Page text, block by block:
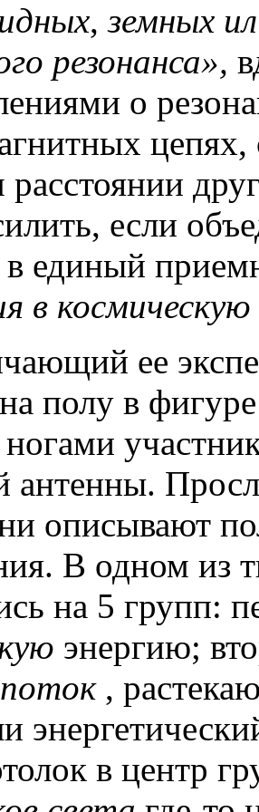
,земных
резонанса»,
о
если
в единый
в
ее
полу в
антенны.
описывают
В одном из
на 5 групп:
энергию;
поток,
в центр